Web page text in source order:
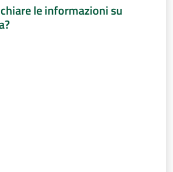
le informazioni su